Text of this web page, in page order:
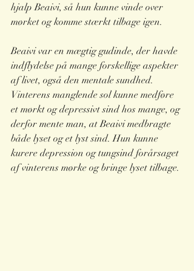
hjalp Beaivi, så hun kunne vinde over
mørket og komme stærkt tilbage igen.
Beaivi var en mægtig gudinde, der havde
indflydelse på mange forskellige aspekter
af livet, også den mentale sundhed.
Vinterens manglende sol kunne medføre
et mørkt og depressivt sind hos mange, og
derfor mente man, at Beaivi medbragte
både lyset og et lyst sind. Hun kunne
kurere depression og tungsind forårsaget
af vinterens mørke og bringe lyset tilbage.